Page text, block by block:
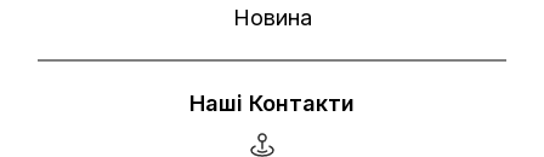
Новина
Наші Контакти